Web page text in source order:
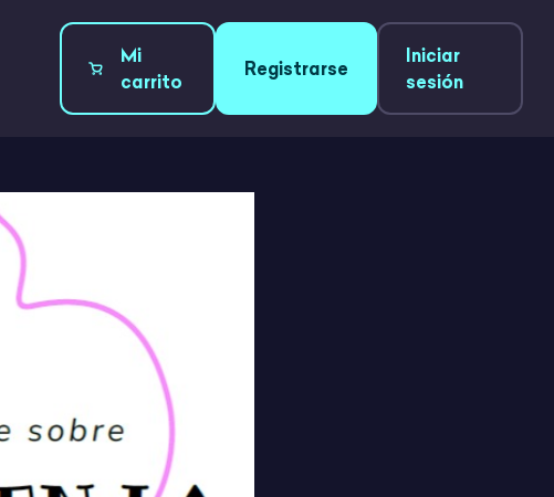
Mi
carrito
Registrarse
Iniciar
sesión